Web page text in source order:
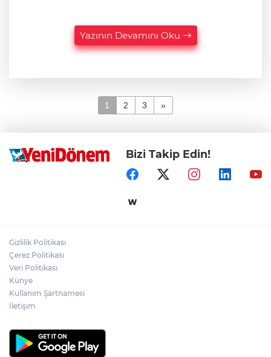
Yazının Devamını Oku
1 2 3 »
Bizi Takip Edin!
Gizlilik Politikası
Çerez Politikası
Veri Politikası
Künye
Kullanım Şartnamesi
İletişim